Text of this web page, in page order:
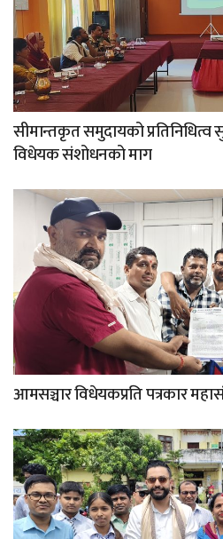
सीमान्तकृत समुदायको प्रतिनिधित्व
विधेयक संशोधनको माग
आमसञ्चार विधेयकप्रति पत्रकार